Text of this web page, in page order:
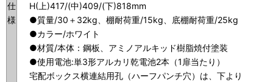
仕
様
H(上)417/(中)409/(下)818mm
●質量/30＋32kg、棚耐荷重/15kg、底棚耐荷重/25kg
●カラー/ホワイト
●材質/本体：鋼板、アミノアルキッド樹脂焼付塗装
●使用電池:単3形アルカリ乾電池2本（1扉当たり）
宅配ボックス横連結用孔（ハーフパンチ穴）は、下より